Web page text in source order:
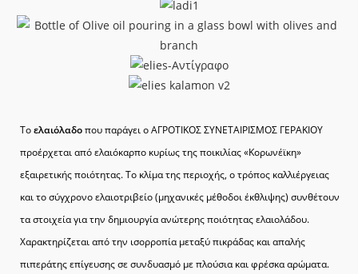
Τοελαιόλαδοπου παράγει ο ΑΓΡΟΤΙΚΟΣ ΣΥΝΕΤΑΙΡΙΣΜΟΣ ΓΕΡΑΚΙΟΥ
προέρχεται από ελαιόκαρπο κυρίως της ποικιλίας «Κορωνέϊκη»
εξαιρετικής ποιότητας. Το κλίμα της περιοχής, ο τρόπος καλλιέργειας
και το σύγχρονο ελαιοτριβείο (μηχανικές μέθοδοι έκθλιψης) συνθέτουν
τα στοιχεία για την δημιουργία ανώτερης ποιότητας ελαιολάδου.
Χαρακτηρίζεται από την ισορροπία μεταξύ πικράδας και απαλής
πιπεράτης επίγευσης σε συνδυασμό με πλούσια και φρέσκα αρώματα.